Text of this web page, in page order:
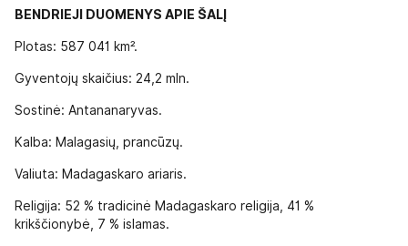
BENDRIEJI DUOMENYS APIE ŠALĮ
Plotas: 587 041 km².
Gyventojų skaičius: 24,2 mln.
Sostinė: Antananaryvas.
Kalba: Malagasių, prancūzų.
Valiuta: Madagaskaro ariaris.
Religija: 52 % tradicinė Madagaskaro religija, 41 %
krikščionybė, 7 % islamas.